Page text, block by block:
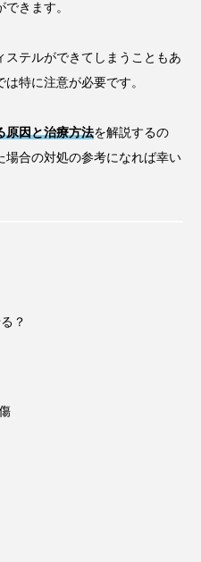
きます。
ステルができてしまうこともあ
特に注意が必要です。
原因と治療方法を解説するの
場合の対処の参考になれば幸い
？